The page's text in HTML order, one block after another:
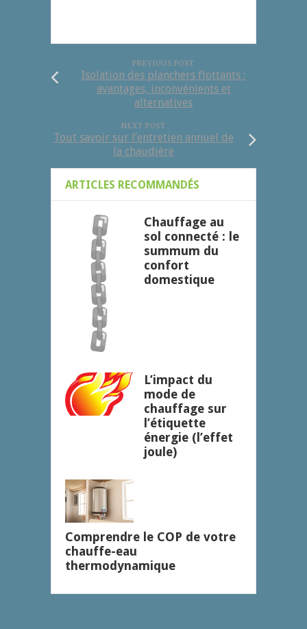
PREVIOUS POST
Isolation des planchers flottants :
avantages, inconvénients et
alternatives
NEXT POST
Tout savoir sur l’entretien annuel de
la chaudière
ARTICLES RECOMMANDÉS
Chauffage au
sol connecté : le
summum du
confort
domestique
L’impact du
mode de
chauffage sur
l’étiquette
énergie (l’effet
joule)
Comprendre le COP de votre
chauffe-eau
thermodynamique